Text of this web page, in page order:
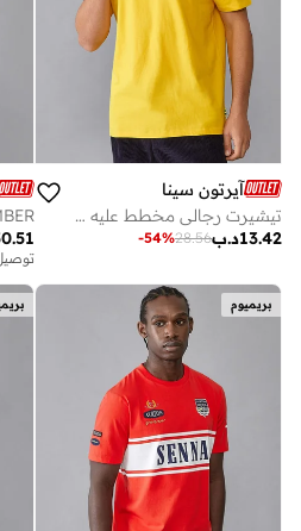
آيرتون سينا
تيشيرت رجالي مخطط عليه صورة أيرتون سينا
د.ب13.42
28.56
-54%
بريميوم